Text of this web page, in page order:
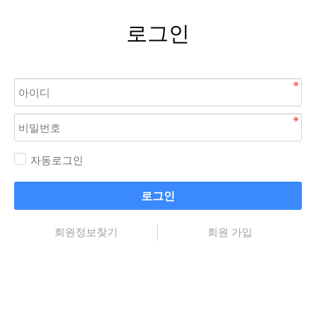
로그인
자동로그인
로그인
회원정보찾기 회원 가입